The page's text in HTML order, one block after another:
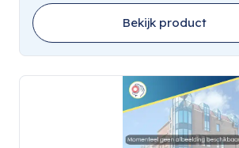
Bekijk product